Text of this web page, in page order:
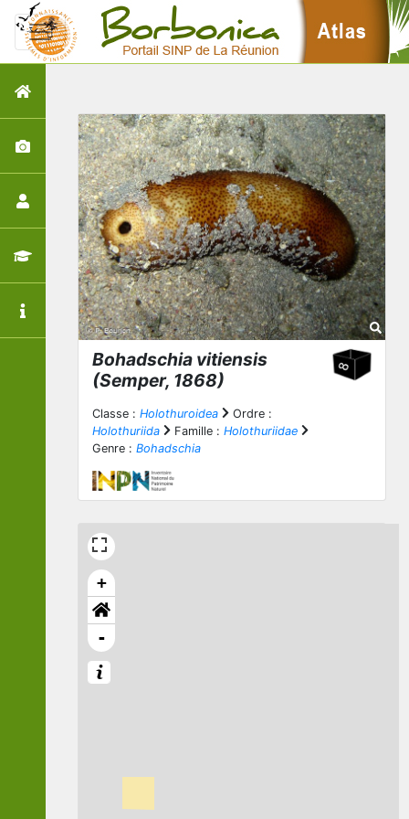
Bohadschia vitiensis
(Semper, 1868)
Classe : Holothuroidea
Ordre :
Holothuriida
Famille : Holothuriidae
Genre : Bohadschia
+
-